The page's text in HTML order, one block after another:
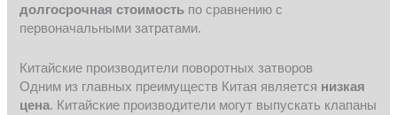
долгосрочная стоимость по сравнению с
первоначальными затратами.
Китайские производители поворотных затворов
Одним из главных преимуществ Китая является низкая
цена. Китайские производители могут выпускать клапаны